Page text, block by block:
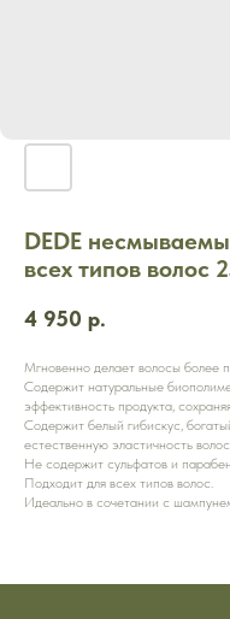
DEDE
всех типов волос
4 950 р.
Мгновенно делает волосы более
Содержит натуральные
эффективность продукта,
Содержит белый гибискус,
естественную эластичность волос
Не содержит сульфатов и
Подходит для всех типов волос.
Идеально в сочетании с